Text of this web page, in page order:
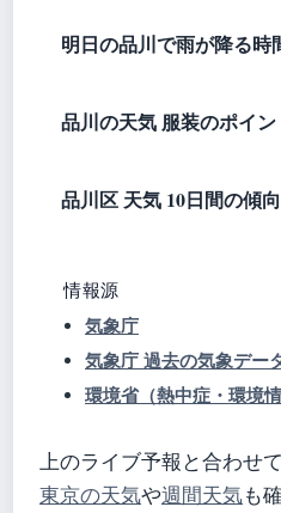
明日の品川で雨が降る時
品川の天気 服装のポイン
品川区 天気 10日間の傾
情報源
気象庁
気象庁 過去の気象デー
環境省（熱中症・環境情
上のライブ予報と合わせて
東京の天気や週間天気も